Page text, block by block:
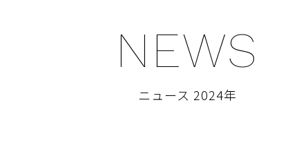
NEWS
ニュース 2024年